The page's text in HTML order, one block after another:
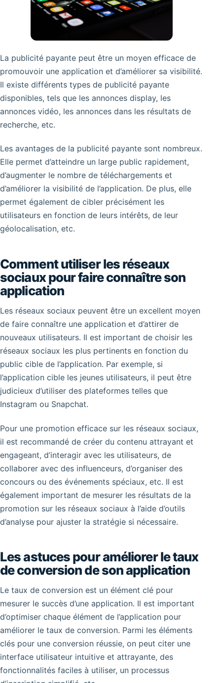
La publicité payante peut être un moyen efficace de
promouvoir une application et d’améliorer sa visibilité.
Il existe différents types de publicité payante
disponibles, tels que les annonces display, les
annonces vidéo, les annonces dans les résultats de
recherche, etc.
Les avantages de la publicité payante sont nombreux.
Elle permet d’atteindre un large public rapidement,
d’augmenter le nombre de téléchargements et
d’améliorer la visibilité de l’application. De plus, elle
permet également de cibler précisément les
utilisateurs en fonction de leurs intérêts, de leur
géolocalisation, etc.
Comment utiliser les réseaux
sociaux pour faire connaître son
application
Les réseaux sociaux peuvent être un excellent moyen
de faire connaître une application et d’attirer de
nouveaux utilisateurs. Il est important de choisir les
réseaux sociaux les plus pertinents en fonction du
public cible de l’application. Par exemple, si
l’application cible les jeunes utilisateurs, il peut être
judicieux d’utiliser des plateformes telles que
Instagram ou Snapchat.
Pour une promotion efficace sur les réseaux sociaux,
il est recommandé de créer du contenu attrayant et
engageant, d’interagir avec les utilisateurs, de
collaborer avec des influenceurs, d’organiser des
concours ou des événements spéciaux, etc. Il est
également important de mesurer les résultats de la
promotion sur les réseaux sociaux à l’aide d’outils
d’analyse pour ajuster la stratégie si nécessaire.
Les astuces pour améliorer le taux
de conversion de son application
Le taux de conversion est un élément clé pour
mesurer le succès d’une application. Il est important
d’optimiser chaque élément de l’application pour
améliorer le taux de conversion. Parmi les éléments
clés pour une conversion réussie, on peut citer une
interface utilisateur intuitive et attrayante, des
fonctionnalités faciles à utiliser, un processus